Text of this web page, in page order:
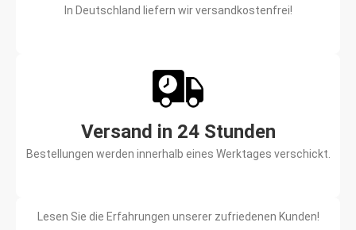
In Deutschland liefern wir versandkostenfrei!
Versand in 24 Stunden
Bestellungen werden innerhalb eines Werktages verschickt.
Lesen Sie die Erfahrungen unserer zufriedenen Kunden!